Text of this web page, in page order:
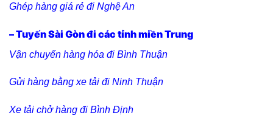
Ghép hàng giá rẻ đi Nghệ An
– Tuyến Sài Gòn đi các tỉnh miền Trung
Vận chuyển hàng hóa đi Bình Thuận
Gửi hàng bằng xe tải đi Ninh Thuận
Xe tải chở hàng đi Bình Định